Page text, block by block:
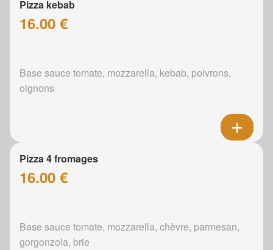
Pizza kebab
16.00 €
Base sauce tomate, mozzarella, kebab, poivrons,
oignons
Pizza 4 fromages
16.00 €
Base sauce tomate, mozzarella, chèvre, parmesan,
gorgonzola, brie